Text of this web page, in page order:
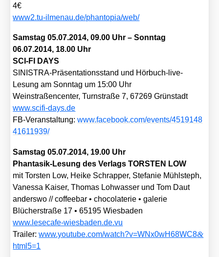
4€
www2​.tu​-ilmen​au​.de/​p​h​a​n​t​o​p​i​a​/​w​eb/
Sams­tag 05.07.2014, 09.00 Uhr – Sonn­tag
06.07.2014, 18.00 Uhr
SCI-FI DAYS
SINIS­TRA-Prä­sen­ta­ti­ons­stand und Hör­buch-live-
Lesung am Sonn­tag um 15:00 Uhr
Wein­stra­ßen­cen­ter, Turn­stra­ße 7, 67269 Grün­stadt
www​.sci​fi​-days​.de
FB-Ver­an­stal­tung:www​.face​book​.com/​e​v​e​n​t​s​/​4​5​1​9​1​4​8​
4​1​6​1​1​9​39/
Sams­tag 05.07.2014, 19.00 Uhr
Phan­tas­ik-Lesung des Ver­lags TORSTEN LOW
mit Tors­ten Low, Hei­ke Schrap­per, Ste­fa­nie Mühls­teph,
Vanes­sa Kai­ser, Tho­mas Loh­was­ser und Tom Daut
anders­wo /​/​ cof­fee­bar • cho­co­la­te­rie • gale­rie
Blü­cher­stra­ße 17 • 65195 Wies­ba­den
www​.leseca​fe​-wies​ba​den​.de​.vu
Trai­ler:www​.you​tube​.com/​w​a​t​c​h​?​v​=​W​N​x​0​w​H​6​8​W​C​8​&
h​t​m​l​5=1